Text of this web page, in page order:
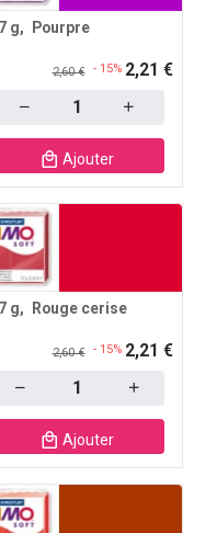
g Pourpre
2,60 € - 15% 2,21 €
Ajouter
g Rouge cerise
2,60 € - 15% 2,21 €
Ajouter